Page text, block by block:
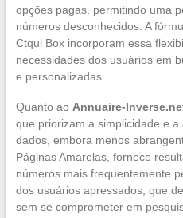
opções pagas, permitindo uma
números desconhecidos. A
Ctqui Box incorporam essa
necessidades dos usuários em
e personalizadas.
Quanto ao Annuaire-
que priorizam a simplicidade e
dados, embora menos
Páginas Amarelas, fornece
números mais frequentemente
dos usuários apressados, que
sem se comprometer em